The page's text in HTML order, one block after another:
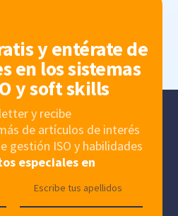
y entérate de
en los sistemas
y soft skills
y recibe
de artículos de interés
gestión ISO y habilidades
especiales en